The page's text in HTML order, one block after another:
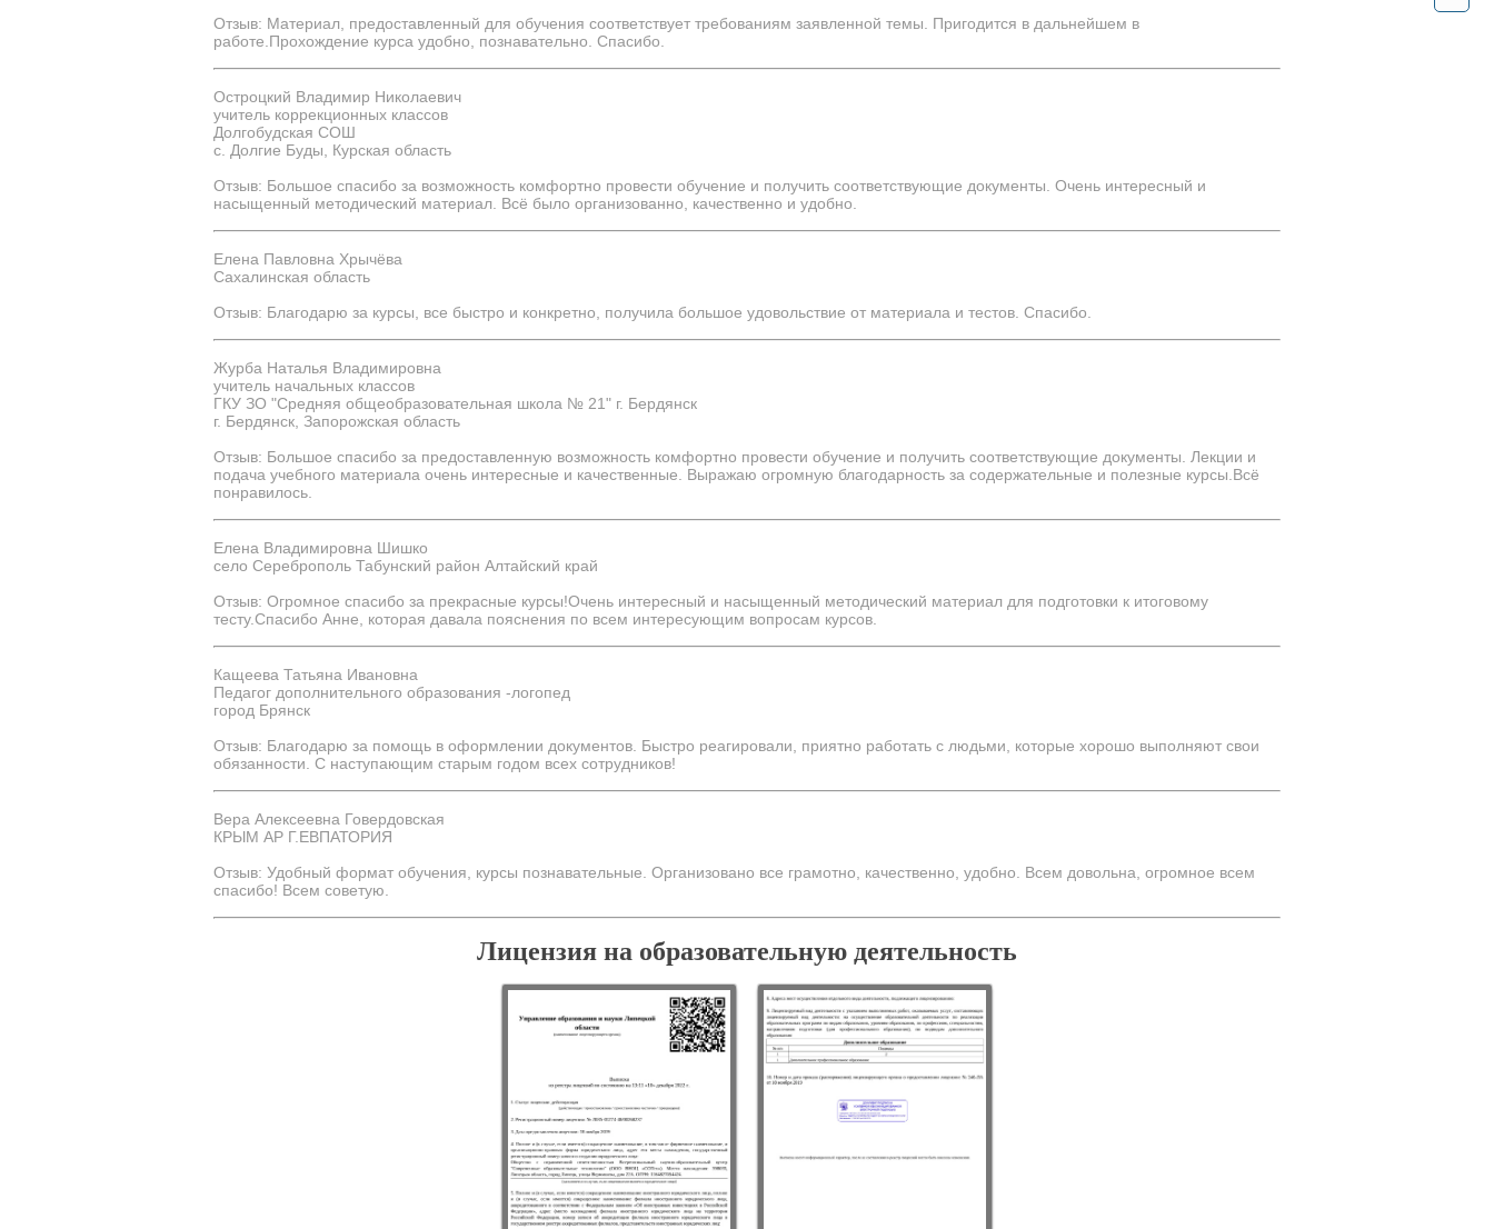
Отзыв: Материал, предоставленный для обучения соответствует требованиям заявленной темы. Пригодится в дальнейшем в
работе.Прохождение курса удобно, познавательно. Спасибо.
Остроцкий Владимир Николаевич
учитель коррекционных классов
Долгобудская СОШ
с. Долгие Буды, Курская область
Отзыв: Большое спасибо за возможность комфортно провести обучение и получить соответствующие документы. Очень интересный и
насыщенный методический материал. Всё было организованно, качественно и удобно.
Елена Павловна Хрычёва
Сахалинская область
Отзыв: Благодарю за курсы, все быстро и конкретно, получила большое удовольствие от материала и тестов. Спасибо.
Журба Наталья Владимировна
учитель начальных классов
ГКУ ЗО "Средняя общеобразовательная школа № 21" г. Бердянск
г. Бердянск, Запорожская область
Отзыв: Большое спасибо за предоставленную возможность комфортно провести обучение и получить соответствующие документы. Лекции и
подача учебного материала очень интересные и качественные. Выражаю огромную благодарность за содержательные и полезные курсы.Всё
понравилось.
Елена Владимировна Шишко
село Сереброполь Табунский район Алтайский край
Отзыв: Огромное спасибо за прекрасные курсы!Очень интересный и насыщенный методический материал для подготовки к итоговому
тесту.Спасибо Анне, которая давала пояснения по всем интересующим вопросам курсов.
Кащеева Татьяна Ивановна
Педагог дополнительного образования -логопед
город Брянск
Отзыв: Благодарю за помощь в оформлении документов. Быстро реагировали, приятно работать с людьми, которые хорошо выполняют свои
обязанности. С наступающим старым годом всех сотрудников!
Вера Алексеевна Говердовская
КРЫМ АР Г.ЕВПАТОРИЯ
Отзыв: Удобный формат обучения, курсы познавательные. Организовано все грамотно, качественно, удобно. Всем довольна, огромное всем
спасибо! Всем советую.
Лицензия на образовательную деятельность